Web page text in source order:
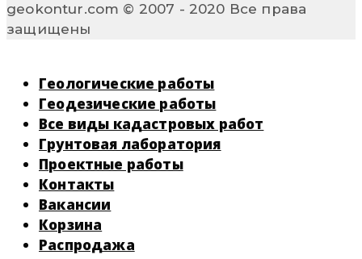
geokontur.com © 2007 - 2020 Все права
защищены
Геологические работы
Геодезические работы
Все виды кадастровых работ
Грунтовая лаборатория
Проектные работы
Контакты
Вакансии
Корзина
Распродажа